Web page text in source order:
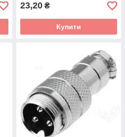
23,20 ₴
Купити